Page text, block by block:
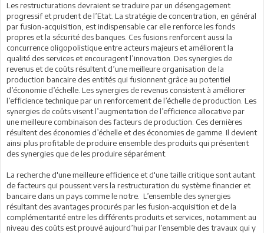
Les restructurations devraient se traduire par un désengagement
progressif et prudent de l’Etat. La stratégie de concentration, en général
par fusion-acquisition, est indispensable car elle renforce les fonds
propres et la sécurité des banques. Ces fusions renforcent aussi la
concurrence oligopolistique entre acteurs majeurs et améliorent la
qualité des services et encouragent l’innovation. Des synergies de
revenus et de coûts résultent d’une meilleure organisation de la
production bancaire des entités qui fusionnent grâce au potentiel
d’économie d’échelle. Les synergies de revenus consistent à améliorer
l’efficience technique par un renforcement de l’échelle de production. Les
synergies de coûts visent l’augmentation de l’efficience allocative par
une meilleure combinaison des facteurs de production. Ces dernières
résultent des économies d’échelle et des économies de gamme. Il devient
ainsi plus profitable de produire ensemble des produits qui présentent
des synergies que de les produire séparément.
La recherche d'une meilleure efficience et d'une taille critique sont autant
de facteurs qui poussent vers la restructuration du système financier et
bancaire dans un pays comme le notre. L’ensemble des synergies
résultant des avantages procurés par les fusion-acquisition et de la
complémentarité entre les différents produits et services, notamment au
niveau des coûts est prouvé aujourd’hui par l’ensemble des travaux qui y